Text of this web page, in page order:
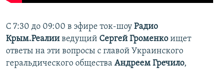
С 7:30 до 09:00 в эфире ток-шоу Радио
Крым.Реалии ведущий Сергей Громенко ищет
ответы на эти вопросы с главой Украинского
геральдического общества Андреем Гречило,